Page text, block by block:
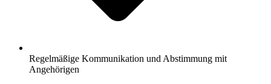
Regelmäßige Kommunikation und Abstimmung mit
Angehörigen